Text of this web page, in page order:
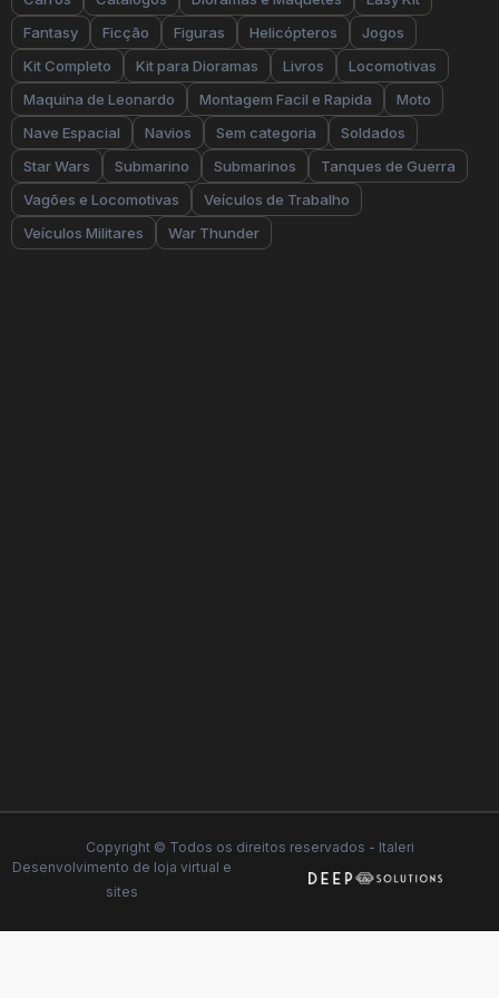
Fantasy
Ficção Figuras Helicópteros
Jogos
Kit Completo
Kit para Dioramas Livros
Locomotivas
Maquina de Leonardo
Montagem Facil e Rapida
Moto
Nave Espacial
Navios Sem categoria
Soldados
Star Wars
Submarino Submarinos
Tanques de Guerra
Vagões e Locomotivas
Veículos de Trabalho
Veículos Militares
War Thunder
Copyright © Todos os direitos reservados - Italeri
Desenvolvimento de loja virtual e
sites